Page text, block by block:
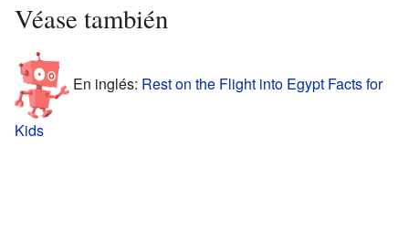
Véase también
En inglés: Rest on the Flight into Egypt Facts for
Kids